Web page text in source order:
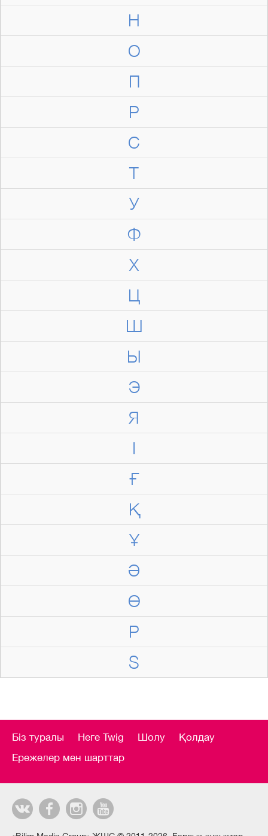
Н
О
П
Р
С
Т
У
Ф
Х
Ц
Ш
Ы
Э
Я
І
Ғ
Қ
Ұ
Ә
Ө
P
S
Біз туралы Неге Twig Шолу
Қолдау
Ережелер мен шарттар